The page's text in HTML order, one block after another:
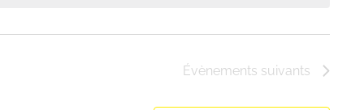
Évènements suivants